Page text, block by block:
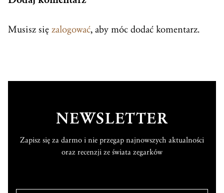
Musisz się zalogować, aby móc dodać komentarz.
NEWSLETTER
Zapisz się za darmo i nie przegap najnowszych aktualności
oraz recenzji ze świata zegarków